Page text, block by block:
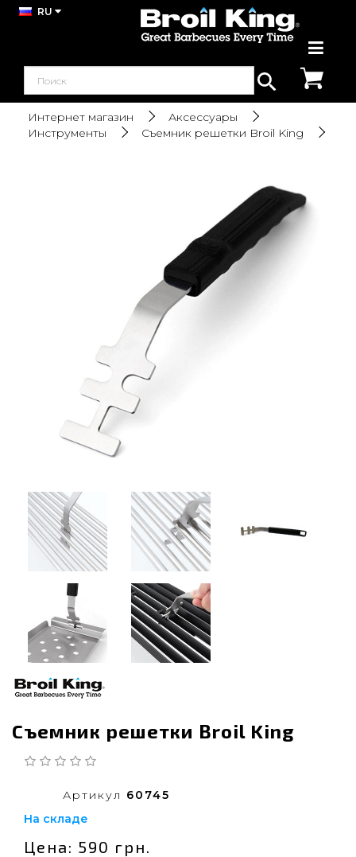
RU
Интернет магазин
Аксессуары
Инструменты
Съемник решетки Broil King
Съемник решетки Broil King
Артикул 60745
На складе
Цена: 590 грн.